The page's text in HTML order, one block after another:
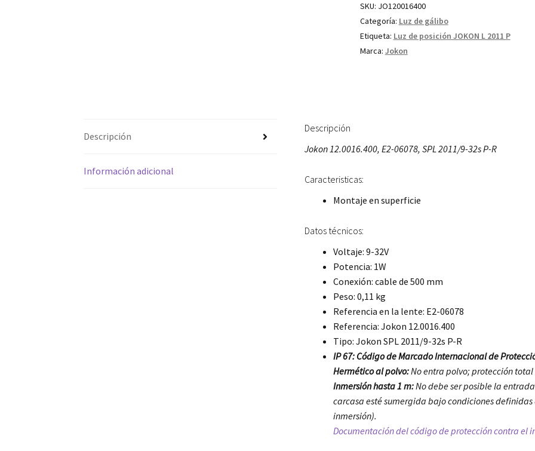
SKU: JO120016400
Categoría: Luz de gálibo
Etiqueta: Luz de posición JOKON L 2011 P
Marca: Jokon
Descripción
Información adicional
Descripción
Jokon 12.0016.400, E2-06078, SPL 2011/9-32s P-R
Caracteristicas:
Montaje en superficie
Datos técnicos:
Voltaje: 9-32V
Potencia: 1W
Conexión: cable de 500 mm
Peso: 0,11 kg
Referencia en la lente: E2-06078
Referencia: Jokon 12.0016.400
Tipo: Jokon SPL 2011/9-32s P-R
IP 67: Código de Marcado Internacional de
Hermético al polvo:No entra polvo; protección
Inmersión hasta 1 m:No debe ser posible la
carcasa esté sumergida bajo condiciones
inmersión).
Documentación del código de protección contra el